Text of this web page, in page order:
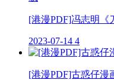
[港漫PDF]冯志明《
2023-07-14 4
[港漫PDF]古惑仔漫